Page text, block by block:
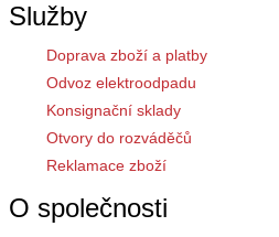
Služby
Doprava zboží a platby
Odvoz elektroodpadu
Konsignační sklady
Otvory do rozváděčů
Reklamace zboží
O společnosti